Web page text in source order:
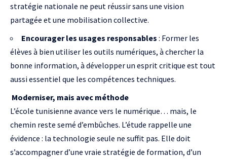
stratégie nationale ne peut réussir sans une vision
partagée et une mobilisation collective.
Encourager les usages responsables : Former les
élèves à bien utiliser les outils numériques, à chercher la
bonne information, à développer un esprit critique est tout
aussi essentiel que les compétences techniques.
Moderniser, mais avec méthode
L’école tunisienne avance vers le numérique… mais, le
chemin reste semé d’embûches. L’étude rappelle une
évidence : la technologie seule ne suffit pas. Elle doit
s’accompagner d’une vraie stratégie de formation, d’un